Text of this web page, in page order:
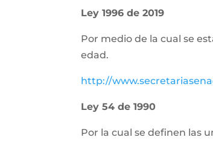
Ley 1996 de 2019
Por medio de la cual se
edad.
http://
Ley 54 de 1990
Por la cual se definen las